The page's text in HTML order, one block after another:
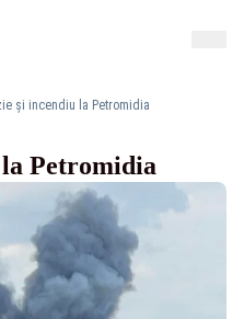
și incendiu la Petromidia
Petromidia